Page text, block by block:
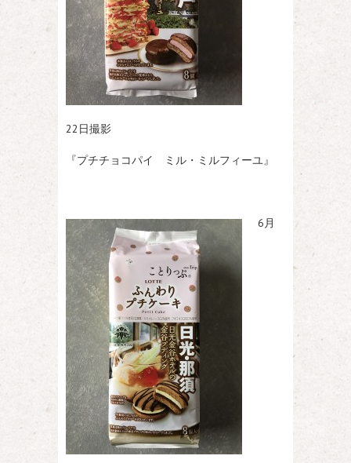
22日撮影
『プチチョコパイ ミル・ミルフィーユ』
6月